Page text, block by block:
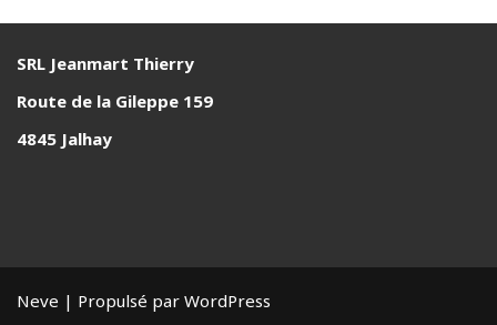
SRL Jeanmart Thierry
Route de la Gileppe 159
4845 Jalhay
Neve | Propulsé par WordPress